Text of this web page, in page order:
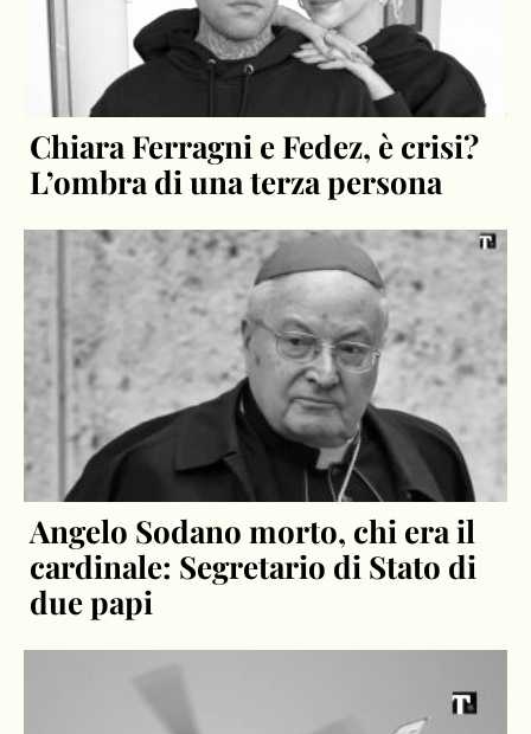
Chiara Ferragni e Fedez, è crisi?
L’ombra di una terza persona
Angelo Sodano morto, chi era il
cardinale: Segretario di Stato di
due papi